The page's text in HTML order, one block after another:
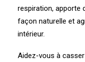
respiration, apporte
façon naturelle et
intérieur.
Aidez-vous à casser